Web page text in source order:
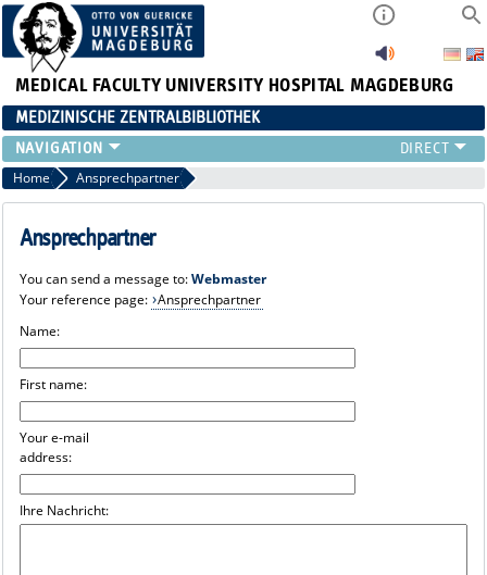
MEDICAL FACULTY UNIVERSITY HOSPITAL MAGDEBURG
MEDIZINISCHE ZENTRALBIBLIOTHEK
Home Ansprechpartner
Ansprechpartner
You can send a message to:Webmaster
Your reference page: Ansprechpartner
Name:
First name:
Your e-mail
address:
Ihre Nachricht: